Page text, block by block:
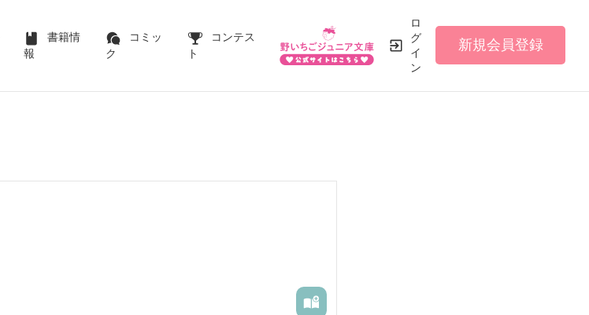
書籍情
報
コミッ
ク
コンテス
ト
ロ
グ
イ
ン
新規会員登録